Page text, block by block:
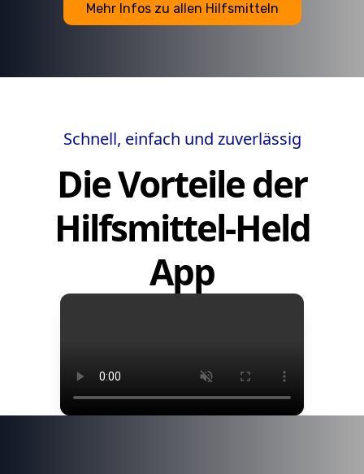
Mehr Infos zu allen Hilfsmitteln
Schnell, einfach und zuverlässig
Die Vorteile der
Hilfsmittel-Held
App